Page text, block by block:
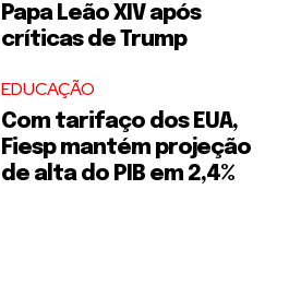
Papa Leão XIV após
críticas de Trump
EDUCAÇÃO
Com tarifaço dos EUA,
Fiesp mantém projeção
de alta do PIB em 2,4%